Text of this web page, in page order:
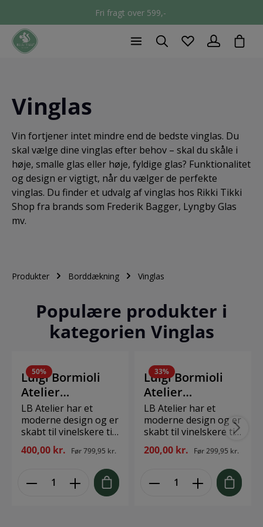
Fri fragt over 599,-
Vinglas
Vin fortjener intet mindre end de bedste vinglas. Du
skal vælge dine vinglas efter behov – skal du skåle i
høje, smalle glas eller høje, fyldige glas? Funktionalitet
og design er vigtigt, når du vælger de perfekte
vinglas. Du finder et udvalg af vinglas hos Rikki Tikki
Shop fra brands som Frederik Bagger, Lyngby Glas
mv.
Produkter Borddækning Vinglas
Populære produkter i
kategorien Vinglas
50%
Luigi Bormioli
Atelier
Hvidvinsglas
sauvignon 20,3
cm 35 cl 6 stk.
Klar
LB Atelier har et
moderne design og er
skabt til vinelskere til
professionelt og
privat brug. Glassets
specielle udformning
giver en superb
diffusion af aromaer,
400,00 kr. Før799,95 kr.
33%
Luigi Bormioli
Atelier
Hvidvinsglas
riesling 22 cm 44
cl 2 stk. Klar
LB Atelier har et
moderne design og er
skabt til vinelskere til
professionelt og
privat brug. Glassets
specielle udformning
giver en superb
diffusion af aromaer,
200,00 kr. Før299,95 kr.